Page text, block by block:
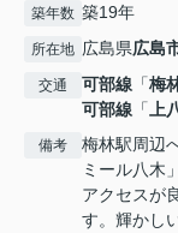
築年数 築19年
所在地 広島県広島
交通 可部線 「梅
可部線 「 上
備考
梅林駅周辺
ミール八木
アクセスが
す。輝かし